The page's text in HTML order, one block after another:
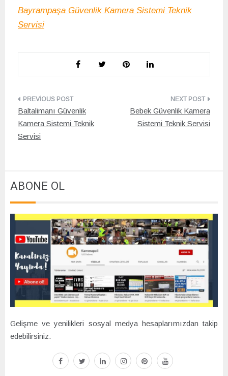
Bayrampaşa Güvenlik Kamera Sistemi Teknik
Servisi
Yazı
gezinmesi
Baltalimanı Güvenlik
Kamera Sistemi Teknik
Servisi
Bebek Güvenlik Kamera
Sistemi Teknik Servisi
ABONE OL
Gelişme ve yenilikleri sosyal medya hesaplarımızdan takip
edebilirsiniz.
facebook
twitter linkedininstagrampinterestyoutube